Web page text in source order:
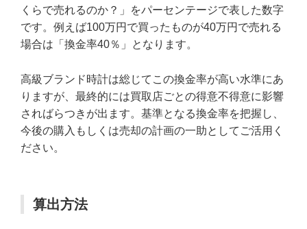
くらで売れるのか？」をパーセンテージで表した数字
です。例えば100万円で買ったものが40万円で売れる
場合は「換金率40％」となります。
高級ブランド時計は総じてこの換金率が高い水準にあ
りますが、最終的には買取店ごとの得意不得意に影響
さればらつきが出ます。基準となる換金率を把握し、
今後の購入もしくは売却の計画の一助としてご活用く
ださい。
算出方法